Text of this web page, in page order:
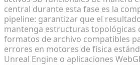
central durante esta fase es la
pipeline: garantizar que el
mantenga estructuras topológicas
formatos de archivo compatibles
errores en motores de física
Unreal Engine o aplicaciones